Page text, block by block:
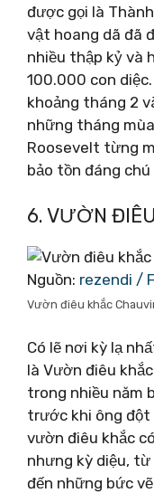
được gọi là
vật hoang dã đã
nhiều thập kỷ và
100.000 con
khoảng tháng 2
những tháng
Roosevelt từng
bảo tồn đáng
6. VƯỜN
Nguồn: rezendi /
Vườn điêu khắc
Có lẽ nơi kỳ lạ
là Vườn điêu
trong nhiều năm
trước khi ông đột
vườn điêu khắc
nhưng kỳ diệu,
đến những bức